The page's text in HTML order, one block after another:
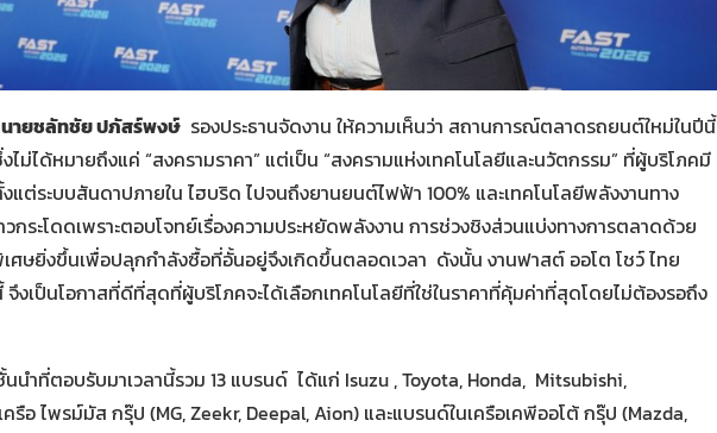
นายชลัทชัย ปภัสร์พงษ์ รองประธานจัดงาน ให้ความเห็นว่า สถานการณ์ตลาดรถยนต์ใหม่ในปีนี้
ไม่ได้หมายถึงแค่ “สงครามราคา” แต่เป็น “สงครามแห่งเทคโนโลยีและนวัตกรรม” ที่ผู้บริโภคมี
ต่ระบบสันดาปภายใน ไฮบริด ไปจนถึงยานยนต์ไฟฟ้า 100% และเทคโนโลยีพลังงานทาง
กระโดดเพราะตอบโจทย์เรื่องความประหยัดพลังงาน การช่วงชิงส่วนแบ่งทางการตลาดด้วย
ษยิ่งขึ้นเพื่อปลุกกำลังซื้อที่อั้นอยู่จึงเกิดขึ้นตลอดเวลา ดังนั้น งานฟาสต์ ออโต โชว์ ไทย
งเป็นโอกาสที่ดีที่สุดที่ผู้บริโภคจะได้เลือกเทคโนโลยีที่ใช่ในราคาที่คุ้มค่าที่สุดโดยไม่ต้องรอถึง
ำที่ตอบรับมาเวลานี้รวม 13 แบรนด์ ได้แก่ Isuzu , Toyota, Honda, Mitsubishi,
อ ไพรม์มัส กรุ๊ป (MG, Zeekr, Deepal, Aion) และแบรนด์ในเครือเคพีออโต้ กรุ๊ป (Mazda,